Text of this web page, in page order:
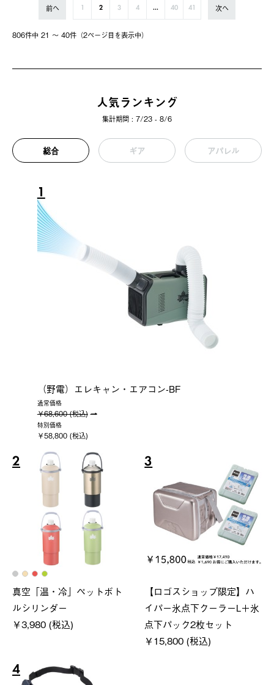
806件中 21 〜 40件（2ページ⽬を表⽰中）
前へ 2 3 4 ... 40 41 次へ
人気ランキング
集計期間 : 7/23 - 8/6
総合 ギア アパレル
1
（野電）エレキャン・エアコン-BF
通常価格
￥68,600 (税込)
特別価格
￥58,800 (税込)
2
真空「温・冷」ペットボト
ルシリンダー
￥3,980 (税込)
3
【ロゴスショップ限定】ハ
イパー氷点下クーラーL＋氷
点下パック2枚セット
￥15,800 (税込)
4